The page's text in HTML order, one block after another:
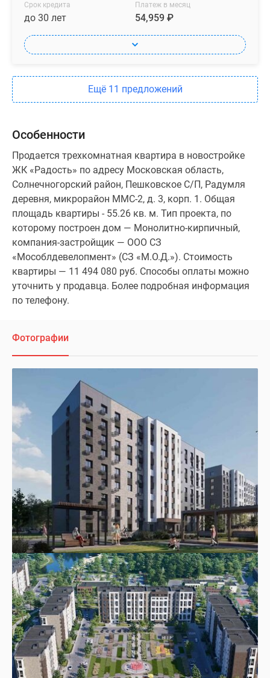
Срок кредита
до 30 лет
Платеж в месяц
54,959 ₽
Ещё 11 предложений
Особенности
Продается трехкомнатная квартира в новостройке
ЖК «Радость» по адресу Московская область,
Солнечногорский район, Пешковское С/П, Радумля
деревня, микрорайон ММС-2, д. 3, корп. 1. Общая
площадь квартиры - 55.26 кв. м. Тип проекта, по
которому построен дом — Монолитно-кирпичный,
компания-застройщик — ООО СЗ
«Мособлдевелопмент» (СЗ «М.О.Д.»). Стоимость
квартиры — 11 494 080 руб. Способы оплаты можно
уточнить у продавца. Более подробная информация
по телефону.
Фотографии